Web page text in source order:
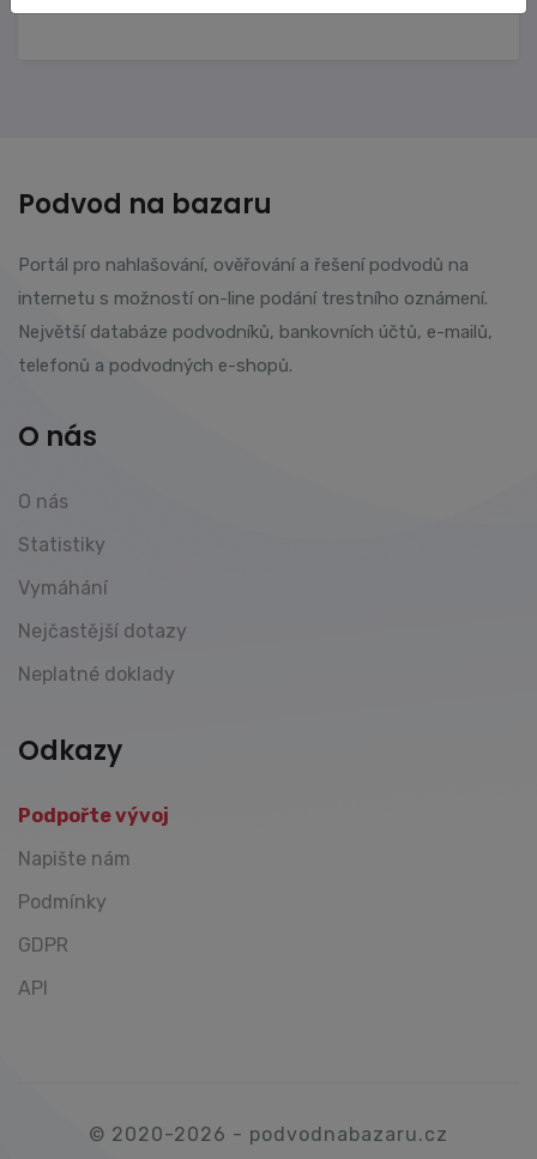
Podvod na bazaru
Portál pro nahlašování, ověřování a řešení podvodů na
internetu s možností on-line podání trestního oznámení.
Největší databáze podvodníků, bankovních účtů, e-mailů,
telefonů a podvodných e-shopů.
O nás
O nás
Statistiky
Vymáhání
Nejčastější dotazy
Neplatné doklady
Odkazy
Podpořte vývoj
Napište nám
Podmínky
GDPR
API
© 2020-2026 - podvodnabazaru.cz